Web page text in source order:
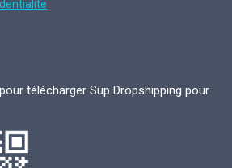
télécharger Sup Dropshipping pour